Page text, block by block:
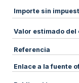
Importe sin
Valor estimado del
Referencia
Enlace a la fuente